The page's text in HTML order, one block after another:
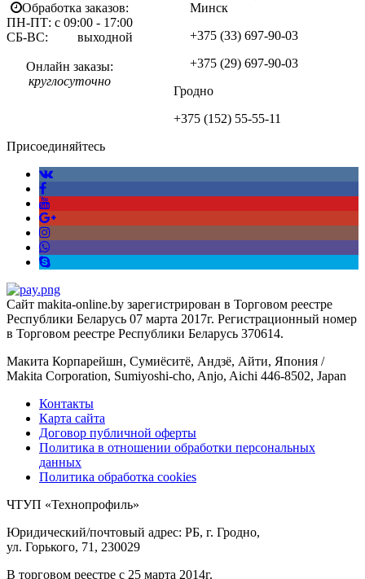
Обработка заказов:
ПН-ПТ: с 09:00 - 17:00
СБ-ВС: выходной
Онлайн заказы:
круглосуточно
Минск
+375 (33) 697-90-03
+375 (29) 697-90-03
Гродно
+375 (152) 55-55-11
Присоединяйтесь
Сайт makita-online.by зарегистрирован в Торговом реестре
Республики Беларусь 07 марта 2017г. Регистрационный номер
в Торговом реестре Республики Беларусь 370614.
Макита Корпарейшн, Сумиёситё, Андзё, Айти, Япония /
Makita Corporation, Sumiyoshi-cho, Anjo, Aichi 446-8502, Japan
Контакты
Карта сайта
Договор публичной оферты
Политика в отношении обработки персональных
данных
Политика обработка cookies
ЧТУП «Технопрофиль»
Юридический/почтовый адрес: РБ, г. Гродно,
ул. Горького, 71, 230029
В торговом реестре с 25 марта 2014г.